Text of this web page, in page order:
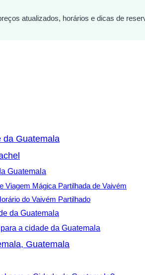
atualizados, horários e dicas de
da Guatemala
Guatemala
Viagem Mágica Partilhada de Vaivém
do Vaivém Partilhado
da Guatemala
a cidade da Guatemala
Guatemala